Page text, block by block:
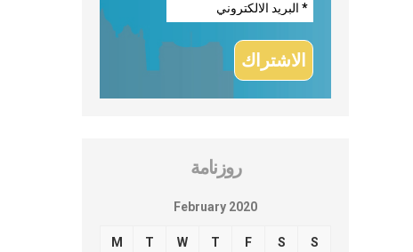
روزنامة
February 2020
M T W T F S S